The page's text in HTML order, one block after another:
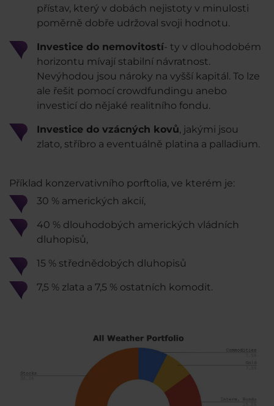
přístav, který v dobách nejistoty v minulosti
poměrně dobře udržoval svoji hodnotu.
Investice do nemovitostí- ty v dlouhodobém
horizontu mívají stabilní návratnost.
Nevýhodou jsou nároky na vyšší kapitál. To lze
ale řešit pomocí crowdfundingu anebo
investicí do nějaké realitního fondu.
Investice do vzácných kovů, jakými jsou
zlato, stříbro a eventuálně platina a palladium.
Příklad konzervativního porftolia, ve kterém je:
30 % amerických akcií,
40 % dlouhodobých amerických vládních
dluhopisů,
15 % střednědobých dluhopisů
7,5 % zlata a 7,5 % ostatních komodit.